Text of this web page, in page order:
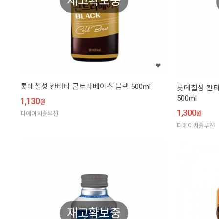
롯데칠성 칸타타 콘트라베이스 블랙 500ml
1,130원
디에이치솔루션
롯데칠성 칸
500ml
1,300원
디에이치솔루션
재고확보중